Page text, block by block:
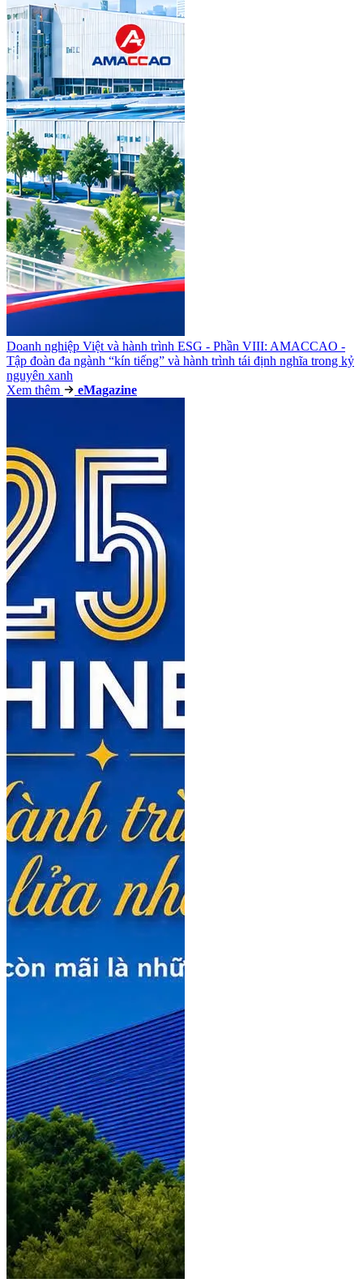
Doanh nghiệp Việt và hành trình ESG - Phần VIII: AMACCAO -
Tập đoàn đa ngành “kín tiếng” và hành trình tái định nghĩa trong kỷ
nguyên xanh
Xem thêm
eMagazine